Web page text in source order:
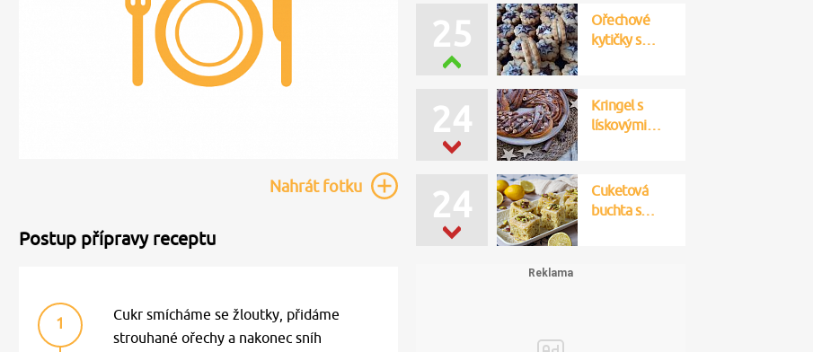
Nahrátfotku
Postup přípravy receptu
1
Cukr smícháme se žloutky, přidáme
strouhané ořechy a nakonec sníh
23
Kringel s
lískovými…
22
Cuketová
buchta s…
27
Ořechové
kytičky s…